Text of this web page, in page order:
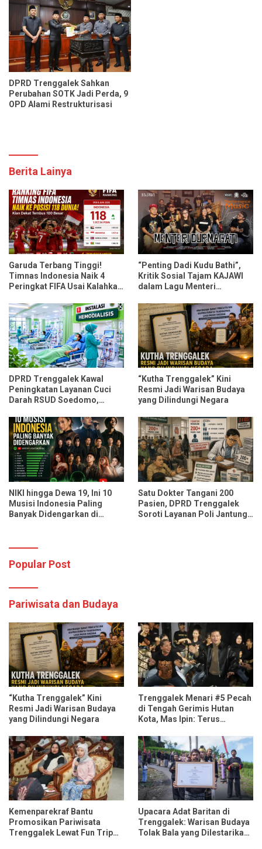
DPRD Trenggalek Sahkan
Perubahan SOTK Jadi Perda, 9
OPD Alami Restrukturisasi
Berita Lainya
Garuda Terbang Tinggi!
Timnas Indonesia Naik 4
Peringkat FIFA Usai Kalahkan
“Penting Dadi Kudu Bathi”,
Kritik Sosial Tajam KAJAWI
dalam Lagu Menteri
DPRD Trenggalek Kawal
Peningkatan Layanan Cuci
Darah RSUD Soedomo,
Pasien Sekali Pelayanan
“Kutha Trenggalek” Kini
Resmi Jadi Warisan Budaya
yang Dilindungi Negara
NIKI hingga Dewa 19, Ini 10
Musisi Indonesia Paling
Banyak Didengarkan di
Satu Dokter Tangani 200
Pasien, DPRD Trenggalek
Soroti Layanan Poli Jantung
Popular Post
Pariwisata dan Budaya
“Kutha Trenggalek” Kini
Resmi Jadi Warisan Budaya
yang Dilindungi Negara
Trenggalek Menari #5 Pecah
di Tengah Gerimis Hutan
Kota, Mas Ipin: Terus
Kemenparekraf Bantu
Promosikan Pariwisata
Trenggalek Lewat Fun Trip
Upacara Adat Baritan di
Trenggalek: Warisan Budaya
Tolak Bala yang Dilestarikan